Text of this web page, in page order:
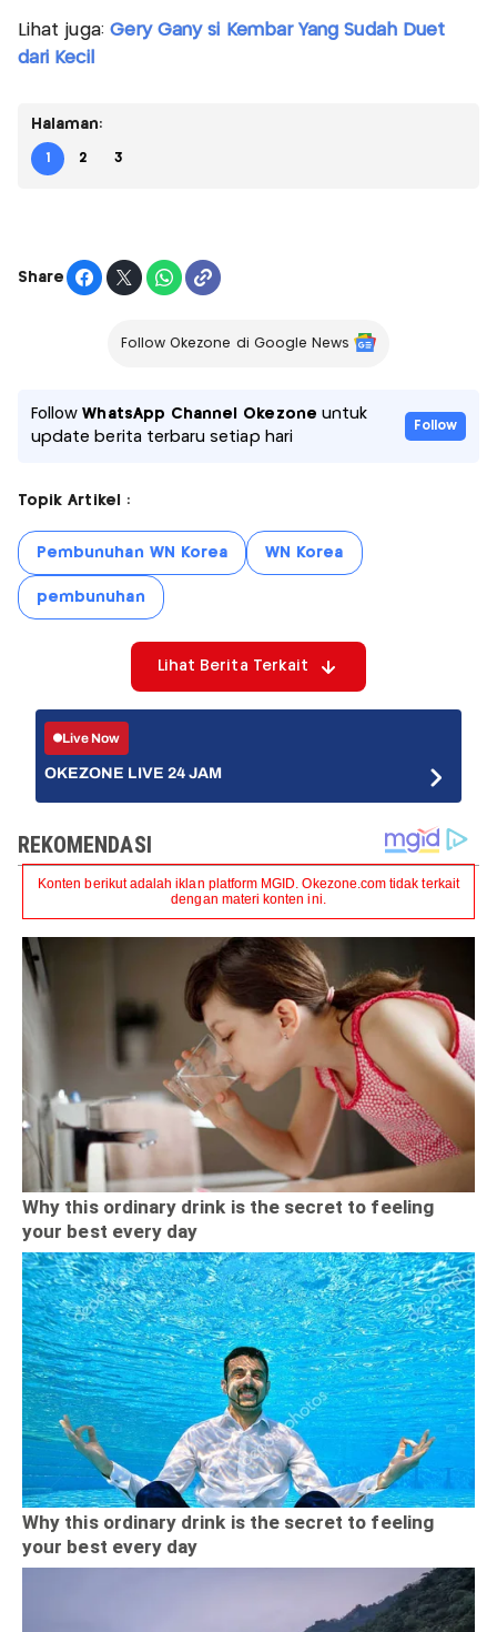
Lihat juga: Gery Gany si Kembar Yang Sudah Duet
dari Kecil
Halaman:
1 2 3
Share
Follow Okezone di Google News
FollowWhatsApp Channel Okezone untuk
update berita terbaru setiap hari
Follow
Topik Artikel :
Pembunuhan WN Korea WN Korea
pembunuhan
Lihat Berita Terkait
Live Now
OKEZONE LIVE 24 JAM